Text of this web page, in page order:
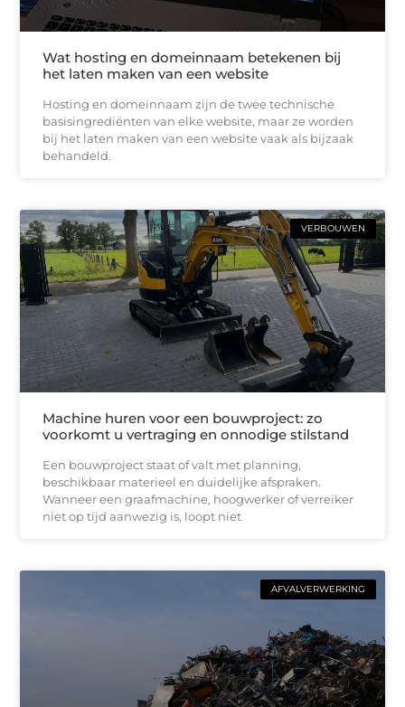
Wat hosting en domeinnaam betekenen bij
het laten maken van een website
Hosting en domeinnaam zijn de twee technische
basisingrediënten van elke website, maar ze worden
bij het laten maken van een website vaak als bijzaak
behandeld.
VERBOUWEN
Machine huren voor een bouwproject: zo
voorkomt u vertraging en onnodige stilstand
Een bouwproject staat of valt met planning,
beschikbaar materieel en duidelijke afspraken.
Wanneer een graafmachine, hoogwerker of verreiker
niet op tijd aanwezig is, loopt niet
AFVALVERWERKING